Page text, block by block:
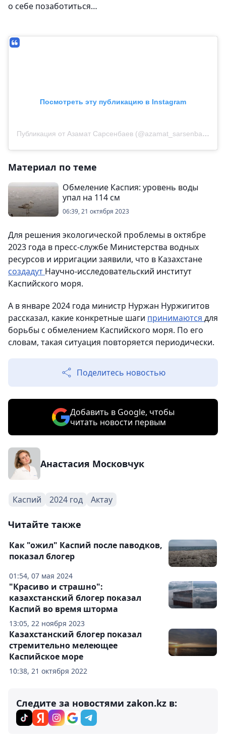
о себе позаботиться…
Посмотреть эту публикацию в Instagram
Публикация от Азамат Сарсенбаев (@azamat_sarsenbayev)
Материал по теме
Обмеление Каспия: уровень воды
упал на 114 см
06:39, 21 октября 2023
Для решения экологической проблемы в октябре
2023 года в пресс-службе Министерства водных
ресурсов и ирригации заявили, что в Казахстане
создадут Научно-исследовательский институт
Каспийского моря.
А в январе 2024 года министр Нуржан Нуржигитов
рассказал, какие конкретные шаги принимаются для
борьбы с обмелением Каспийского моря. По его
словам, такая ситуация повторяется периодически.
Поделитесь новостью
Добавить в Google, чтобы
читать новости первым
Анастасия Московчук
Каспий 2024 год Актау
Читайте также
01:54, 07 мая 2024
Как "ожил" Каспий после паводков,
показал блогер
13:05, 22 ноября 2023
"Красиво и страшно":
казахстанский блогер показал
Каспий во время шторма
10:38, 21 октября 2022
Казахстанский блогер показал
стремительно мелеющее
Каспийское море
Следите за новостями zakon.kz в: